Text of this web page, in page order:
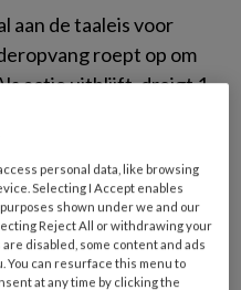
aan de taaleis voor
roept op om
actie uitblijft, dreigt 1
te worden: een
medewerkers.
van zo'n 20.000
niet zeker of zij de
personal data, like browsing
Selecting I Accept enables
shown under we and our
Reject All or withdrawing your
disabled, some content and ads
You can resurface this menu to
at any time by clicking the